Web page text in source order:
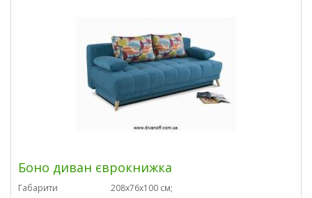
Боно диван єврокнижка
Габарити
208х76х100 см;